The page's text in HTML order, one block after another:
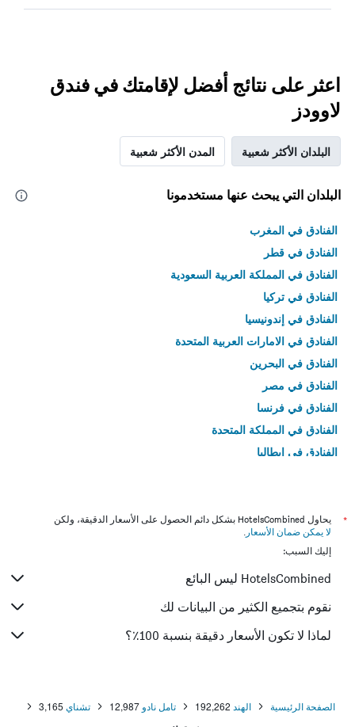
اعثر على نتائج أفضل لإقامتك في فندق
لاوودز
البلدان الأكثر شعبية المدن الأكثر شعبية
البلدان التي يبحث عنها مستخدمونا
الفنادق في المغرب
الفنادق في قطر
الفنادق في المملكة العربية السعودية
الفنادق في تركيا
الفنادق في إندونيسيا
الفنادق في الامارات العربية المتحدة
الفنادق في البحرين
الفنادق في مصر
الفنادق في فرنسا
الفنادق في المملكة المتحدة
الفنادق في إيطاليا
*
يحاول HotelsCombined بشكل دائم الحصول على الأسعار الدقيقة، ولكن
لا يمكن ضمان الأسعار .
إليك السبب:
HotelsCombined ليس البائع
نقوم بتجميع الكثير من البيانات لك
لماذا لا تكون الأسعار دقيقة بنسبة 100٪؟
الصفحة الرئيسية الهند 192,262 تامل نادو 12,987 تشناي 3,165